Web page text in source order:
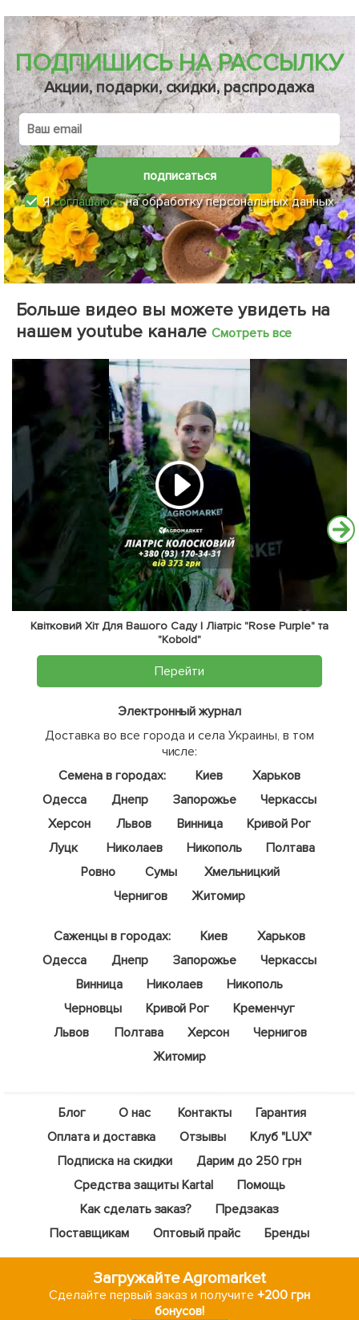
ПОДПИШИСЬ НА РАССЫЛКУ
Акции, подарки, скидки, распродажа
подписаться
Ясоглашаюсьна обработку персональных данных
Больше видео вы можете увидеть на
нашем youtube канале Смотреть все
Квітковий Хіт Для Вашого Саду | Ліатріс "Rose Purple" та
"Kobold"
Перейти
Электронный журнал
Доставка во все города и села Украины, в том
числе:
Семена в городах:
Киев
Харьков
Одесса
Днепр Запорожье
Черкассы
Херсон
Львов Винница
Кривой Рог
Луцк
Николаев Никополь
Полтава
Ровно
Сумы
Хмельницкий
Чернигов
Житомир
Саженцы в городах: Киев
Харьков
Одесса
Днепр Запорожье
Черкассы
Винница
Николаев
Никополь
Черновцы
Кривой Рог
Кременчуг
Львов
Полтава Херсон
Чернигов
Житомир
Блог О нас Контакты
Гарантия
Оплата и доставка
Отзывы
Клуб "LUX"
Подписка на скидки
Дарим до 250 грн
Средства защиты Kartal
Помощь
Как сделать заказ?
Предзаказ
Поставщикам
Оптовый прайс Бренды
Загружайте Agromarket
Сделайте первый заказ и получите +200 грн
бонусов!